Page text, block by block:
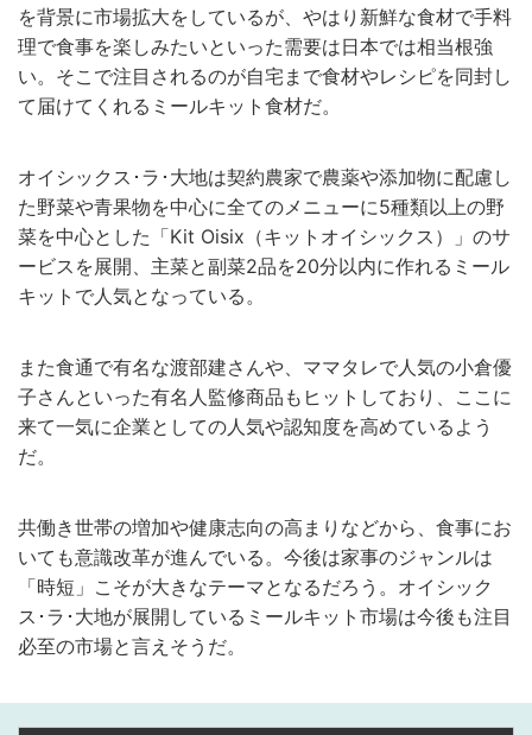
を背景に市場拡大をしているが、やはり新鮮な食材で手料
理で食事を楽しみたいといった需要は日本では相当根強
い。そこで注目されるのが自宅まで食材やレシピを同封し
て届けてくれるミールキット食材だ。
オイシックス･ラ･大地は契約農家で農薬や添加物に配慮し
た野菜や青果物を中心に全てのメニューに5種類以上の野
菜を中心とした「Kit Oisix（キットオイシックス）」のサ
ービスを展開、主菜と副菜2品を20分以内に作れるミール
キットで人気となっている。
また食通で有名な渡部建さんや、ママタレで人気の小倉優
子さんといった有名人監修商品もヒットしており、ここに
来て一気に企業としての人気や認知度を高めているよう
だ。
共働き世帯の増加や健康志向の高まりなどから、食事にお
いても意識改革が進んでいる。今後は家事のジャンルは
「時短」こそが大きなテーマとなるだろう。オイシック
ス･ラ･大地が展開しているミールキット市場は今後も注目
必至の市場と言えそうだ。